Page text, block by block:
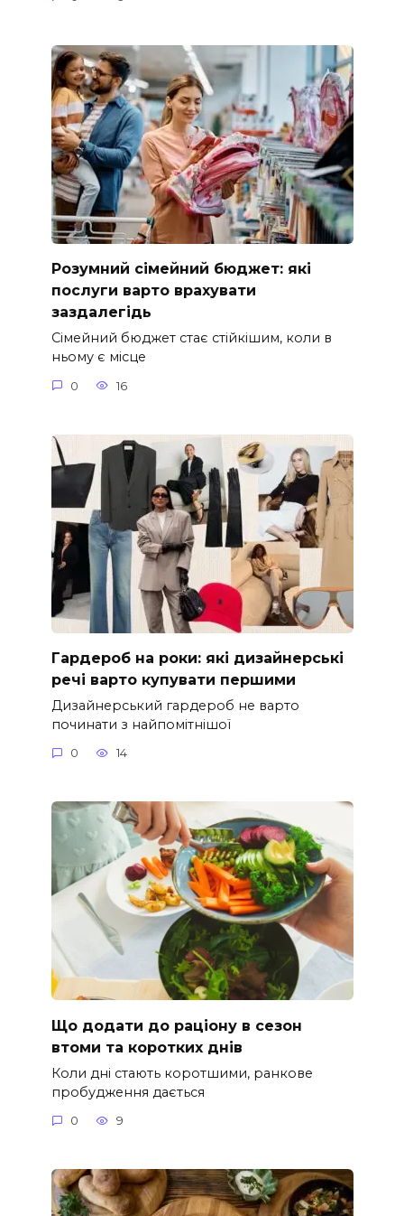
Розумний сімейний бюджет: які
послуги варто врахувати
заздалегідь
Сімейний бюджет стає стійкішим, коли в
ньому є місце
0 16
Гардероб на роки: які дизайнерські
речі варто купувати першими
Дизайнерський гардероб не варто
починати з найпомітнішої
0 14
Що додати до раціону в сезон
втоми та коротких днів
Коли дні стають коротшими, ранкове
пробудження дається
0 9